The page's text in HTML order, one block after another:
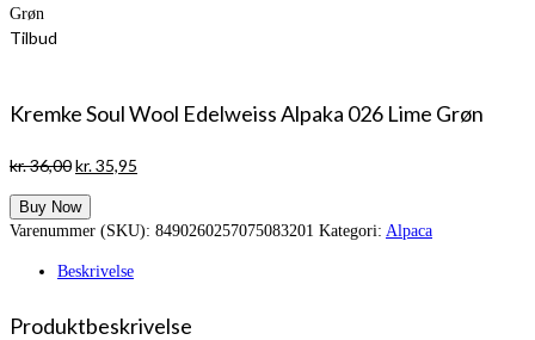
Grøn
Tilbud
Kremke Soul Wool Edelweiss Alpaka 026 Lime Grøn
kr.36,00Den
pris
var:
kr.35,95
er:
Buy Now
Varenummer (SKU): 8490260257075083201 Kategori: Alpaca
Beskrivelse
Produktbeskrivelse